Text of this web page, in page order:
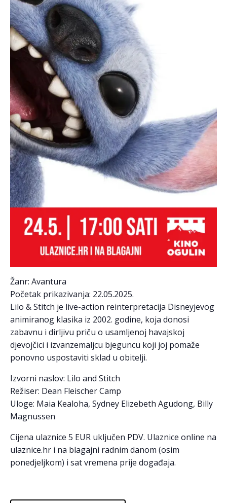
Žanr: Avantura
Početak prikazivanja: 22.05.2025.
Lilo & Stitch je live-action reinterpretacija Disneyjevog
animiranog klasika iz 2002. godine, koja donosi
zabavnu i dirljivu priču o usamljenoj havajskoj
djevojčici i izvanzemaljcu bjeguncu koji joj pomaže
ponovno uspostaviti sklad u obitelji.
Izvorni naslov: Lilo and Stitch
Režiser: Dean Fleischer Camp
Uloge: Maia Kealoha, Sydney Elizebeth Agudong, Billy
Magnussen
Cijena ulaznice 5 EUR uključen PDV. Ulaznice online na
ulaznice.hr i na blagajni radnim danom (osim
ponedjeljkom) i sat vremena prije događaja.